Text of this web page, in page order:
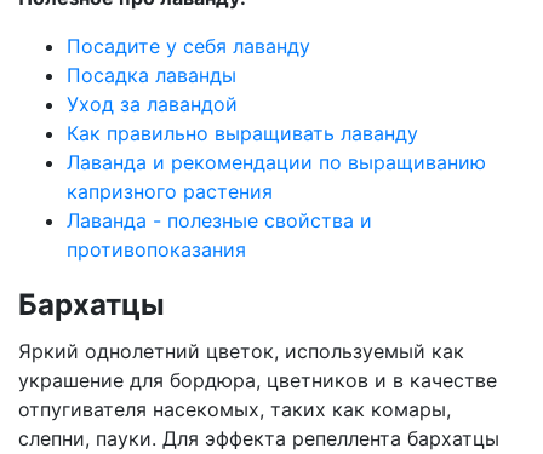
Посадите у себя лаванду
Посадка лаванды
Уход за лавандой
Как правильно выращивать лаванду
Лаванда и рекомендации по выращиванию
капризного растения
Лаванда - полезные свойства и
противопоказания
Бархатцы
Яркий однолетний цветок, используемый как
украшение для бордюра, цветников и в качестве
отпугивателя насекомых, таких как комары,
слепни, пауки. Для эффекта репеллента бархатцы